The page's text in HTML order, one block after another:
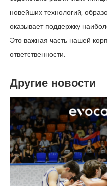
новейших технологий,
оказывает поддержку
Это важная часть нашей
ответственности.
Другие новости